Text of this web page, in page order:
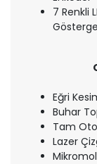
7 Renkli
Gösterge
Eğri
Buhar
Tam
Lazer